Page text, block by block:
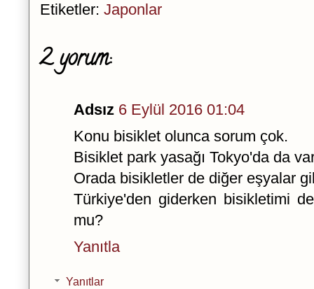
Etiketler: Japonlar
2 yorum:
Adsız 6 Eylül 2016 01:04
Konu bisiklet olunca sorum çok.
Bisiklet park yasağı Tokyo'da da
Orada bisikletler de diğer eşyalar
Türkiye'den giderken bisikletimi
mu?
Yanıtla
Yanıtlar